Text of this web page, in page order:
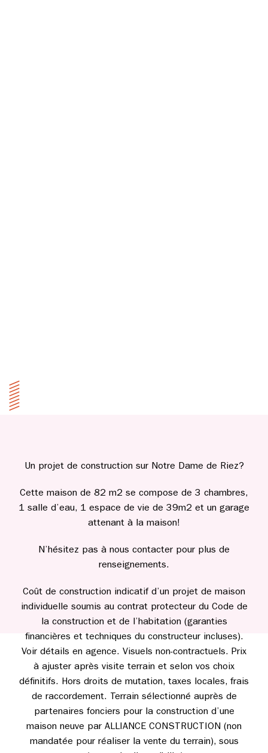
Un projet de construction sur Notre Dame de Riez?
Cette maison de 82 m2 se compose de 3 chambres,
1 salle d’eau, 1 espace de vie de 39m2 et un garage
attenant à la maison!
N’hésitez pas à nous contacter pour plus de
renseignements.
Coût de construction indicatif d’un projet de maison
individuelle soumis au contrat protecteur du Code de
la construction et de l’habitation (garanties
financières et techniques du constructeur incluses).
Voir détails en agence. Visuels non-contractuels. Prix
à ajuster après visite terrain et selon vos choix
définitifs. Hors droits de mutation, taxes locales, frais
de raccordement. Terrain sélectionné auprès de
partenaires fonciers pour la construction d’une
maison neuve par ALLIANCE CONSTRUCTION (non
mandatée pour réaliser la vente du terrain), sous